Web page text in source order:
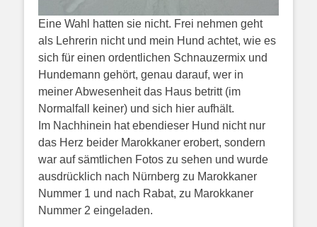
Eine Wahl hatten sie nicht. Frei nehmen geht
als Lehrerin nicht und mein Hund achtet, wie es
sich für einen ordentlichen Schnauzermix und
Hundemann gehört, genau darauf, wer in
meiner Abwesenheit das Haus betritt (im
Normalfall keiner) und sich hier aufhält.
Im Nachhinein hat ebendieser Hund nicht nur
das Herz beider Marokkaner erobert, sondern
war auf sämtlichen Fotos zu sehen und wurde
ausdrücklich nach Nürnberg zu Marokkaner
Nummer 1 und nach Rabat, zu Marokkaner
Nummer 2 eingeladen.